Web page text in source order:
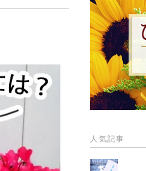
人気記事